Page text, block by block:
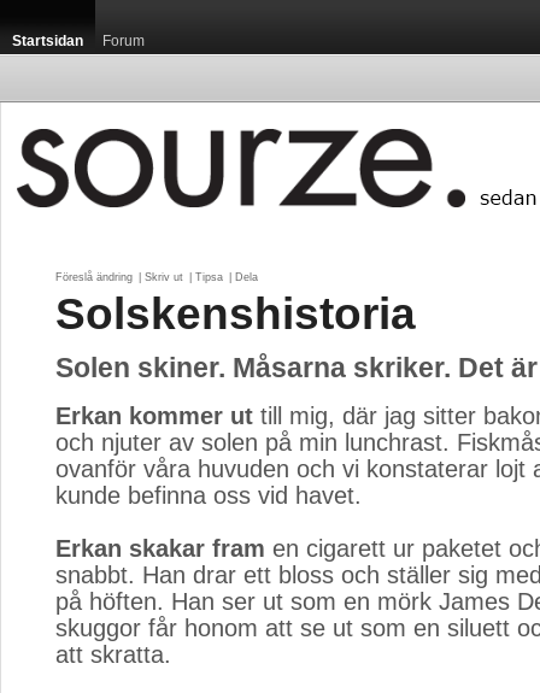
Startsidan Forum
Föreslå ändring Skriv ut Tipsa Dela
Solskenshistoria
Solen skiner. Måsarna skriker. Det
Erkan kommer ut till mig, där jag sitter
och njuter av solen på min lunchrast.
ovanför våra huvuden och vi konstaterar lojt
kunde befinna oss vid havet.
Erkan skakar fram en cigarett ur paketet
snabbt. Han drar ett bloss och ställer sig
på höften. Han ser ut som en mörk James
skuggor får honom att se ut som en siluett
att skratta.